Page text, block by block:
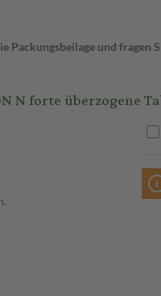
Packungsbeilage und
N forte überzogene